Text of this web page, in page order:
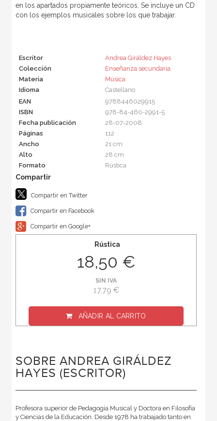
en los apartados propiamente teóricos. Se incluye un CD
con los ejemplos musicales sobre los que trabajar.
Escritor
Andrea Giráldez Hayes
Colección
Enseñanza secundaria
Materia
Música
Idioma
Castellano
EAN
9788446029915
ISBN
978-84-460-2991-5
Fecha publicación
28-07-2008
Páginas
112
Ancho
21 cm
Alto
28 cm
Formato
Rústica
Compartir en Twitter
Compartir en Facebook
Compartir en Google+
Rústica
18,50 €
SIN IVA
17,79 €
AÑADIR AL CARRITO
SOBRE ANDREA GIRÁLDEZ
HAYES (ESCRITOR)
Profesora superior de Pedagogía Musical y Doctora en Filosofía
y Ciencias de la Educación. Desde 1978 ha trabajado tanto en